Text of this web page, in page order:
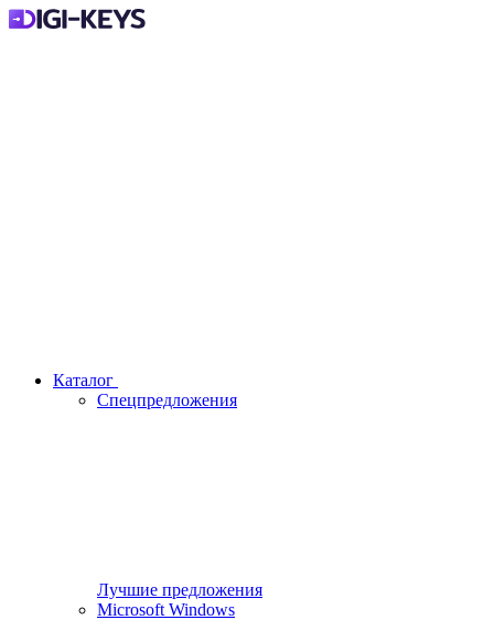
Каталог
Спецпредложения
Лучшие предложения
Microsoft Windows